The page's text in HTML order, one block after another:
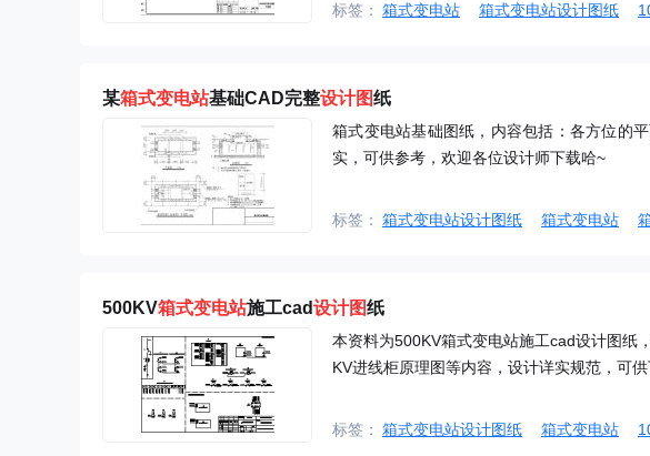
标签： 箱式变电站 箱式变电站设计图纸
某箱式变电站基础CAD完整设计图纸
箱式变电站基础图纸，内容包括：各方位的
实，可供参考，欢迎各位设计师下载哈~
标签： 箱式变电站设计图纸 箱式变电站
500KV箱式变电站施工cad设计图纸
本资料为500KV箱式变电站施工cad设计图纸
KV进线柜原理图等内容，设计详实规范，可供
标签： 箱式变电站设计图纸 箱式变电站